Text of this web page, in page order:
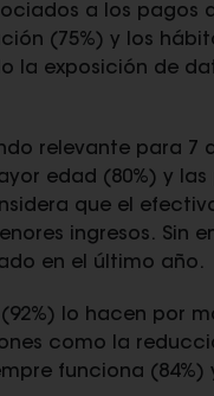
a los pagos
(75%) y los
la exposición de
relevante para 7
edad (80%) y las
que el
ingresos. Sin
en el último año.
lo hacen por
como la
funciona (84%)